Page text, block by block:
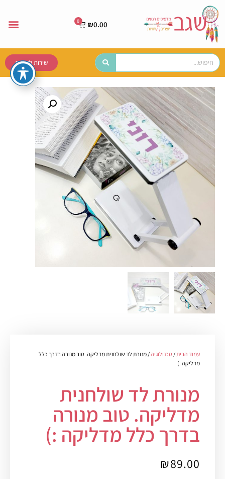
₪0.00
שירות לקוחות
עמוד הבית / טכנולוגיה/ מנורת לד שולחנית מדליקה. טוב מנורה בדרך כלל
מדליקה :)
מנורת לד שולחנית
מדליקה. טוב מנורה
בדרך כלל מדליקה :)
₪89.00